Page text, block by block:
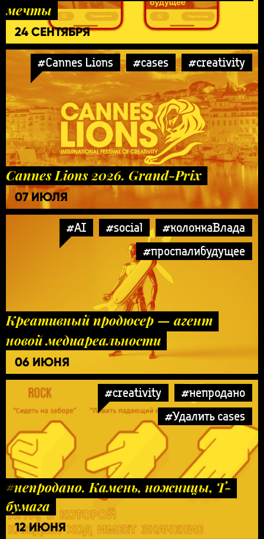
мечты
24 СЕНТЯБРЯ
#Cannes Lions #cases #creativity
Cannes Lions 2026. Grand-Prix
07 ИЮЛЯ
#AI #social
#колонкаВлада
#проспалибудущее
Креативный продюсер — агент
новой медиареальности
06 ИЮНЯ
#creativity
#непродано
#Удалить cases
#непродано. Камень, ножницы, Т-
бумага
12 ИЮНЯ